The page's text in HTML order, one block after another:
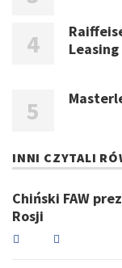
Leasing
INNI CZYTALI
Chiński FAW
Rosji